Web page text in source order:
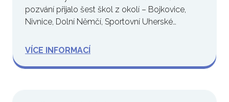
pozvání přijalo šest škol z okolí – Bojkovice,
Nivnice, Dolní Němčí, Sportovní Uherské…
VÍCE INFORMACÍ